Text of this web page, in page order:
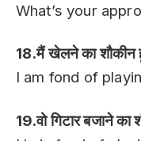
What’s your
18.मैं खेलने का शौकीन
I am fond of
19.वो गिटार बजाने का